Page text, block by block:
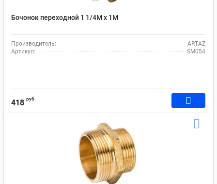
Бочонок переходной 1 1/4M x 1M
Производитель:
ARTAZ
Артикул:
SM054
418 руб